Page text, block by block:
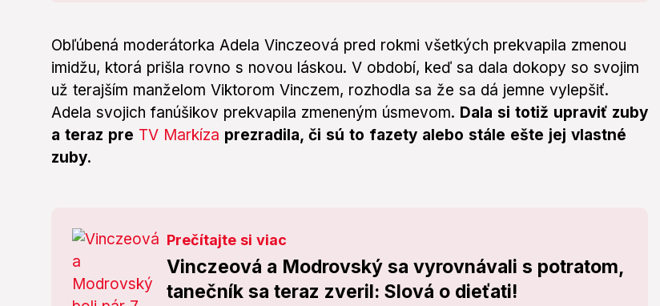
Obľúbená moderátorka Adela Vinczeová pred rokmi všetkých prekvapila zmenou
imidžu, ktorá prišla rovno s novou láskou. V období, keď sa dala dokopy so svojim
už terajším manželom Viktorom Vinczem, rozhodla sa že sa dá jemne vylepšiť.
Adela svojich fanúšikov prekvapila zmeneným úsmevom. Dala si totiž upraviť zuby
a teraz pre TV Markíza prezradila, či sú to fazety alebo stále ešte jej vlastné
zuby.
Prečítajte si viac
Vinczeová a Modrovský sa vyrovnávali s potratom,
tanečník sa teraz zveril: Slová o dieťati!